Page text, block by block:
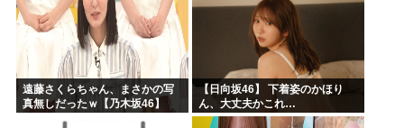
遠藤さくらちゃん、まさかの写
真無しだったｗ【乃木坂46】
【日向坂46】 下着姿のかほり
ん、大丈夫かこれ…